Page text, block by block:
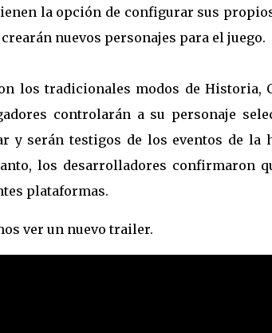
la opción de configurar sus
nuevos personajes para el juego.
los tradicionales modos de Historia,
controlarán a su personaje
y serán testigos de los eventos de
los desarrolladores confirmaron
plataformas.
ver un nuevo trailer.